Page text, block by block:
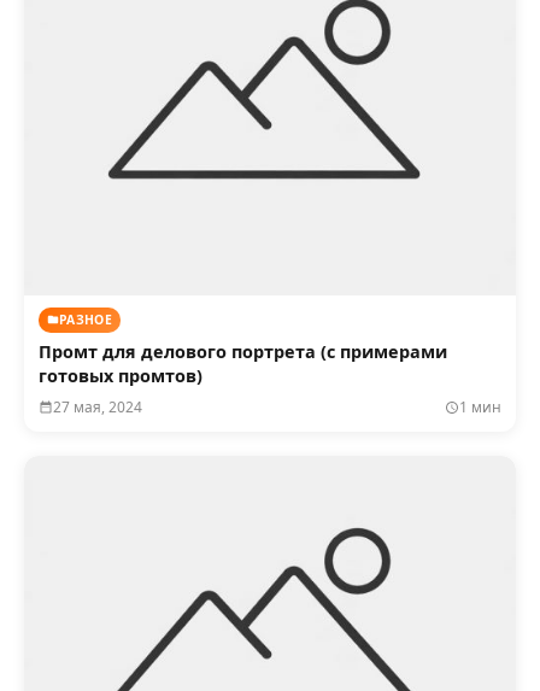
РАЗНОЕ
Промт для делового портрета (с примерами
готовых промтов)
27 мая, 2024 1 мин